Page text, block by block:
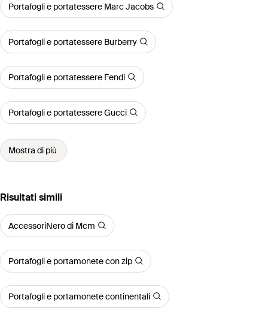
Portafogli e portatessere Marc Jacobs
Portafogli e portatessere Burberry
Portafogli e portatessere Fendi
Portafogli e portatessere Gucci
Mostra di più
Risultati simili
AccessoriNero di Mcm
Portafogli e portamonete con zip
Portafogli e portamonete continentali